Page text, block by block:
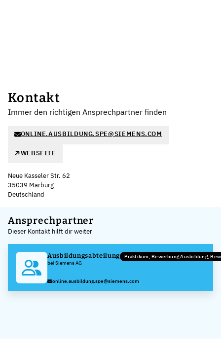
Kontakt
Immer den richtigen Ansprechpartner finden
ONLINE.AUSBILDUNG.SPE@SIEMENS.COM
WEBSEITE
Neue Kasseler Str. 62
35039 Marburg
Deutschland
+
−
Ansprechpartner
Dieser Kontakt hilft dir weiter
Ausbildungsabteilung
bei Siemens AG
Praktikum, Bewerbung Ausbildung,
online.ausbildung.spe@siemens.com